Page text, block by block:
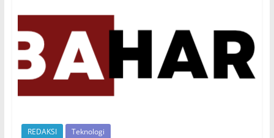
REDAKSI Teknologi